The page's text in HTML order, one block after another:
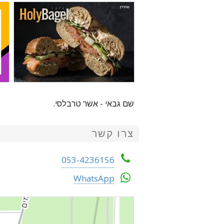
שם גבאי - אשר טרבלסי.
צרו קשר
053-4236156
WhatsApp